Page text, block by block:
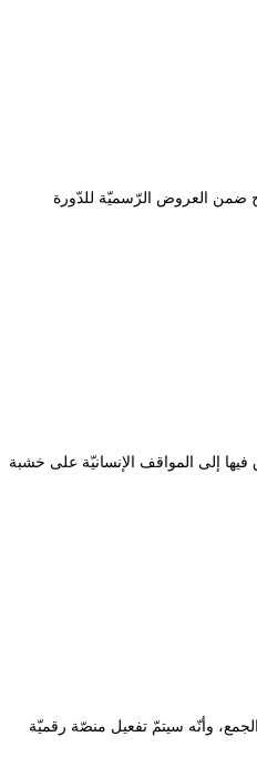
ضمن العروض الرّسميّة للدّورة
إلى المواقف الإنسانيّة على خشبة
وأنّه سيتمّ تفعيل منصّة رقميّة